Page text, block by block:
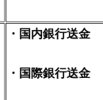
・国内銀行送金
・国際銀行送金